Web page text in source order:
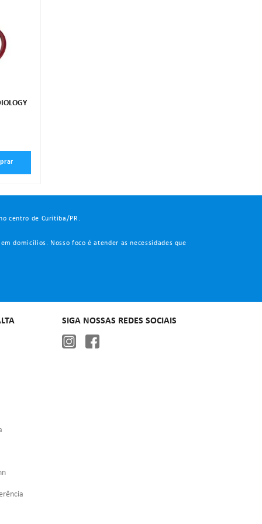
centro de Curitiba/PR.
domicílios. Nosso foco é atender as necessidades que
SIGA NOSSAS REDES SOCIAIS